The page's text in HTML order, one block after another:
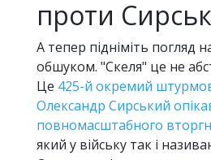
проти
А тепер підніміть погляд
обшуком. "Скеля" це не
Це 425-й окремий
Олександр Сирський
повномасштабного
який у війську так і